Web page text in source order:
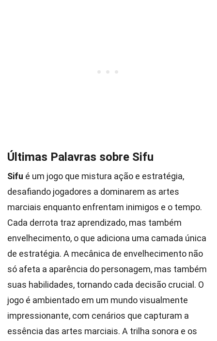
Últimas Palavras sobre Sifu
Sifu é um jogo que mistura ação e estratégia,
desafiando jogadores a dominarem as artes
marciais enquanto enfrentam inimigos e o tempo.
Cada derrota traz aprendizado, mas também
envelhecimento, o que adiciona uma camada única
de estratégia. A mecânica de envelhecimento não
só afeta a aparência do personagem, mas também
suas habilidades, tornando cada decisão crucial. O
jogo é ambientado em um mundo visualmente
impressionante, com cenários que capturam a
essência das artes marciais. A trilha sonora e os